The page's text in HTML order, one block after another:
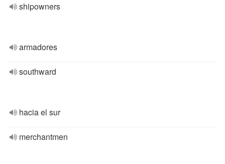
shipowners
armadores
southward
hacia el sur
merchantmen